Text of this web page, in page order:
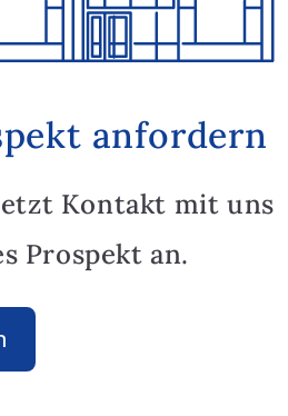
anfordern
Kontakt mit uns
Prospekt an.